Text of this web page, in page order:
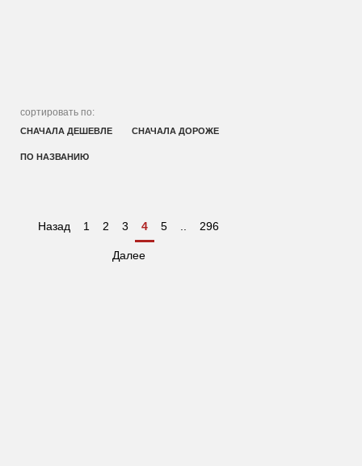
сортировать по:
СНАЧАЛА ДЕШЕВЛЕ СНАЧАЛА ДОРОЖЕ
ПО НАЗВАНИЮ
Назад 1 2 3 4 5 296
Далее